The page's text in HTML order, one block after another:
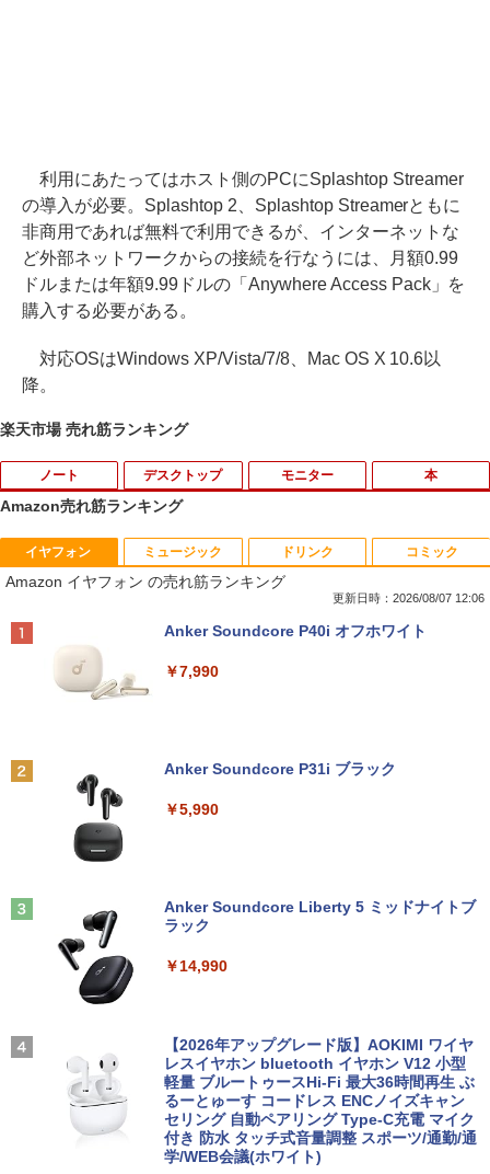
利用にあたってはホスト側のPCにSplashtop Streamer
の導入が必要。Splashtop 2、Splashtop Streamerともに
非商用であれば無料で利用できるが、インターネットな
ど外部ネットワークからの接続を行なうには、月額0.99
ドルまたは年額9.99ドルの「Anywhere Access Pack」を
購入する必要がある。
対応OSはWindows XP/Vista/7/8、Mac OS X 10.6以
降。
楽天市場 売れ筋ランキング
ノート
1
中古ノートパソコンDell Latitude 5320
2-in-1 5320-con 【中古】 Dell Latitude
5320 2-in-1 中古ノートパソコンCore i5
n-1 中古ノートパソコンCore i5 Win11 P
中古ノートパソコン インテル Celeron C
メモリ4GB/8GB/16GB選択可 SSD128G
￥11,980
タブレットPC 13.3インチ SSD128GB メ
モリ8GB Core i3 第8世代 Microsoft Off
ice付き Windows11 東芝 dynabook D8
3 ノートパソコン 中古 PC パソコン 中古
ノートPC 中古ノート 最大SSD512GB
￥24,800
デスクトップ
1
中古パソコン HP Z230 SFF Workstatio
n CPU Intel Xeon E3-1231v3-3.40Ghz
メモリ8GB SSD256GB DVDROM デスク
本体 高速SSD ウインドウズ10 Windows
デスクトップパソコン 送料無料
ンチ 液晶+新品キーボード＆新品無線マ
USB3.0 デスクトップ PC 中古 PC
osoft office付き デスクトップパソコン
中古デスクトップ 第8世代 メモリ8GB S
SD256GB HDD500GB Windows11 セッ
ト購入可能 単品 NEC デスクトップ PC
パソコン 中古 おすすめ デスクトップパ
ソコン マイクロソフトオフィス 2019 PC
モニター
1
Yoothi 互換品 液晶 15.6インチ NV156F
HM-N41 NV156FHM-N42 NV156FHM-N
43 NV156FHM-N46 NV156FHM-N47 NV
PS LED LCD 液晶ディスプレイ 修理交換
＼500円OFFクーポンあり！／ モバイル
スプレイ VESA対応 コスパ デュアルモニ
￥9,480
グレア フルHD 75Hz ブルーライト軽減
パネル 178度 広角 高解像度目に優しいフ
リッカーフリー (PS5確認済み/HDMI/VG
A/3年保証)
￥9,980
本
1
獣医腫瘍学テキスト 第2版[本/雑誌] / 日
本獣医がん学会/著 日本獣医がん学会獣医
腫瘍科認定医認定委員会/監修
￥19,800
円をつくった超レバレッジ投資の極意 [
宮脇 さき ]
￥1,980
3
巻） 衛生と病院 [ 鈴木哲造 ]
和山やま作品4冊セット 小冊子＆アクリ
ルスタンド付き特装版 （ビームコミック
ス） [ 和山 やま ]
￥11,000
Amazon売れ筋ランキング
イヤフォン
Amazon イヤフォン の売れ筋ランキング
更新日時：2026/08/07 12:06
Anker Soundcore P40i オフホワイト
￥7,990
Anker Soundcore P31i ブラック
￥5,990
Anker Soundcore Liberty 5 ミッドナイトブ
ラック
￥14,990
【2026年アップグレード版】AOKIMI ワイヤ
レスイヤホン bluetooth イヤホン V12 小型
軽量 ブルートゥースHi-Fi 最大36時間再生 ぶ
るーとゅーす コードレス ENCノイズキャン
セリング 自動ペアリング Type-C充電 マイク
付き 防水 タッチ式音量調整 スポーツ/通勤/通
学/WEB会議(ホワイト)
ミュージック ドリンク コミック